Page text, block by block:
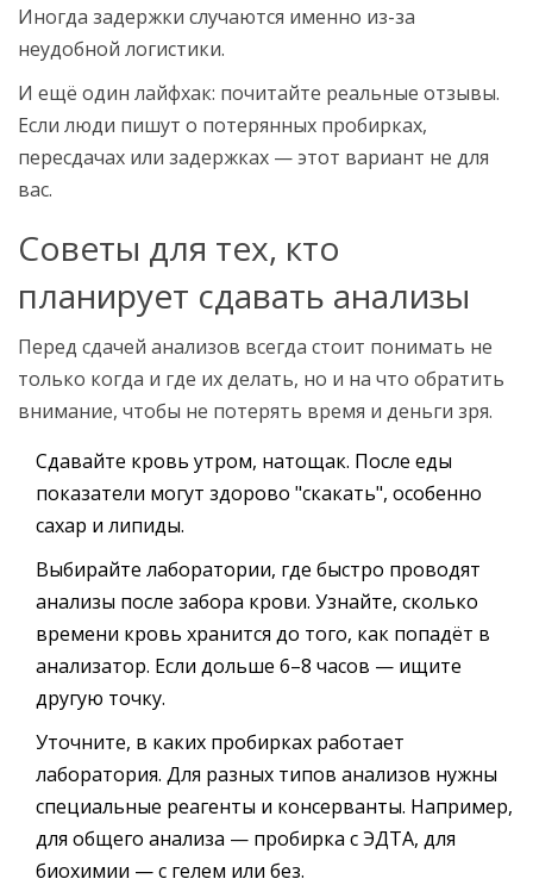
Иногда задержки случаются именно из-за
неудобной логистики.
И ещё один лайфхак: почитайте реальные отзывы.
Если люди пишут о потерянных пробирках,
пересдачах или задержках — этот вариант не для
вас.
Советы для тех, кто
планирует сдавать анализы
Перед сдачей анализов всегда стоит понимать не
только когда и где их делать, но и на что обратить
внимание, чтобы не потерять время и деньги зря.
Сдавайте кровь утром, натощак. После еды
показатели могут здорово "скакать", особенно
сахар и липиды.
Выбирайте лаборатории, где быстро проводят
анализы после забора крови. Узнайте, сколько
времени кровь хранится до того, как попадёт в
анализатор. Если дольше 6–8 часов — ищите
другую точку.
Уточните, в каких пробирках работает
лаборатория. Для разных типов анализов нужны
специальные реагенты и консерванты. Например,
для общего анализа — пробирка с ЭДТА, для
биохимии — с гелем или без.